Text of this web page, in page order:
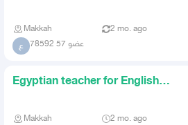
Makkah 2 mo. ago
ع عضو 57 78592
Egyptian teacher for English
Makkah 2 mo. ago